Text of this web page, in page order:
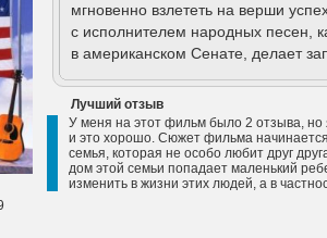
мгновенно взлететь на верши
с исполнителем народных песен,
в американском Сенате, делает
Лучший отзыв
У меня на этот фильм было 2 отзыва,
и это хорошо. Сюжет фильма
семья, которая не особо любит друг
дом этой семьи попадает маленький
изменить в жизни этих людей, а в